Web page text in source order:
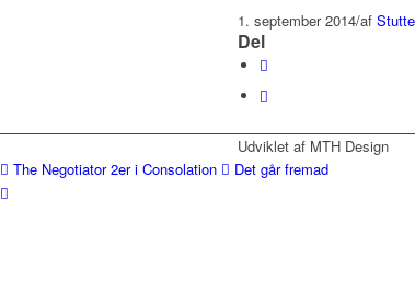
1. september 2014/af
Del
Udviklet af MTH Design
The Negotiator 2er i Consolation
Det går fremad